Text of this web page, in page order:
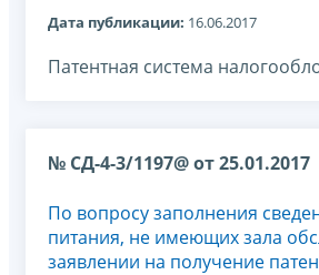
Дата публикации: 16.06.2017
Патентная система
№ СД-4-3/1197@ от 25.01.2017
По вопросу заполнения
питания, не имеющих зала
заявлении на получение